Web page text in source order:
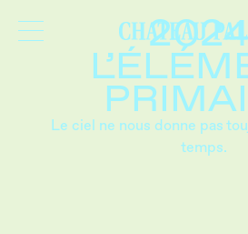
Le ciel ne nous donne pas
temps.